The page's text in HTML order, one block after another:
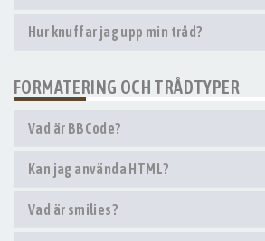
Hur knuffar jag upp min tråd?
FORMATERING OCH TRÅDTYPER
Vad är BBCode?
Kan jag använda HTML?
Vad är smilies?